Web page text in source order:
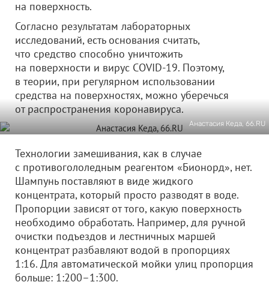
на поверхность.
Согласно результатам лабораторных
исследований, есть основания считать,
что средство способно уничтожить
на поверхности и вирус COVID-19. Поэтому,
в теории, при регулярном использовании
средства на поверхностях, можно уберечься
от распространения коронавируса.
Анастасия Кеда, 66.RU
Технологии замешивания, как в случае
с противогололедным реагентом «Бионорд», нет.
Шампунь поставляют в виде жидкого
концентрата, который просто разводят в воде.
Пропорции зависят от того, какую поверхность
необходимо обработать. Например, для ручной
очистки подъездов и лестничных маршей
концентрат разбавляют водой в пропорциях
1:16. Для автоматической мойки улиц пропорция
больше: 1:200–1:300.